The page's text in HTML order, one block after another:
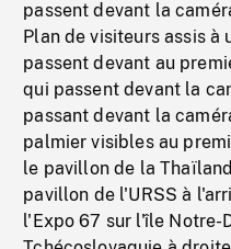
passent devant la
Plan de visiteurs assis
passent devant au
qui passent devant la
passant devant la
palmier visibles au
le pavillon de la
pavillon de l'URSS à
l'Expo 67 sur l'île Notre-